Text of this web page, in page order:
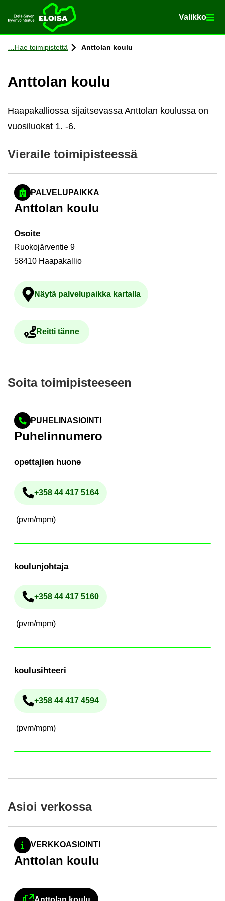
Etusi­vu Va­lik­ko
Va­lik­ko
Siir­ry si­säl­töön
Hae toi­mi­pis­tet­tä Ant­to­lan koulu
Ant­to­lan koulu
Haapakalliossa sijaitsevassa Anttolan koulussa on
vuosiluokat 1. -6.
Vie­rai­le toi­mi­pis­tees­sä
PALVELUPAIKKA
Ant­to­lan koulu
Osoi­te
Ruokojärventie 9
58410 Haapakallio
Ul­koi­nen pal­ve­lu avau­tuu uu­del­le
Näytä pal­ve­lu­paik­ka kar­tal­la
Ul­koi­nen pal­ve­lu avau­tuu uu­del­le vä­li­leh­del­le
Reit­ti tänne
Soita toi­mi­pis­tee­seen
PUHELINASIOINTI
Pu­he­lin­nu­me­ro
opet­ta­jien huone
Pu­he­lin­nu­me­ro
+358 44 417 5164
(pvm/mpm)
kou­lun­joh­ta­ja
Pu­he­lin­nu­me­ro
+358 44 417 5160
(pvm/mpm)
kou­lusih­tee­ri
Pu­he­lin­nu­me­ro
+358 44 417 4594
(pvm/mpm)
Asioi ver­kos­sa
VERKKOASIOINTI
Ant­to­lan koulu